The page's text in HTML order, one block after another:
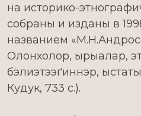
на историко-
собраны и изданы в
названием
Олонхолор, ырыалар,
бэлиэтээґиннэр,
Кудук, 733 с.).